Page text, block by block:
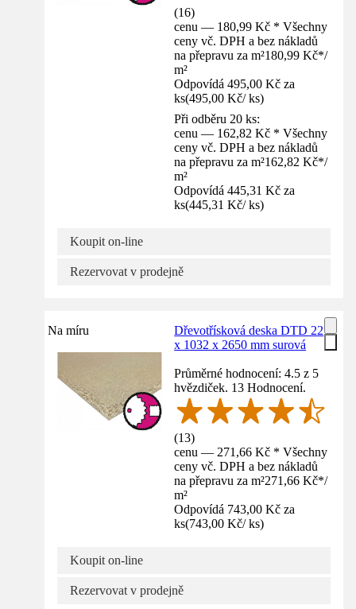
(16)
cenu — 180,99 Kč * Všechny
ceny vč. DPH a bez nákladů
na přepravu za m²180,99 Kč*/
m²
Odpovídá 495,00 Kč za
ks(495,00 Kč/ ks)
Při odběru 20 ks:
cenu — 162,82 Kč * Všechny
ceny vč. DPH a bez nákladů
na přepravu za m²162,82 Kč*/
m²
Odpovídá 445,31 Kč za
ks(445,31 Kč/ ks)
Koupit on-line
Rezervovat v prodejně
Na míru
Dřevotřísková deska DTD 22
x 1032 x 2650 mm surová
Průměrné hodnocení: 4.5 z 5
hvězdiček. 13 Hodnocení.
(13)
cenu — 271,66 Kč * Všechny
ceny vč. DPH a bez nákladů
na přepravu za m²271,66 Kč*/
m²
Odpovídá 743,00 Kč za
ks(743,00 Kč/ ks)
Koupit on-line
Rezervovat v prodejně